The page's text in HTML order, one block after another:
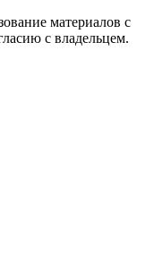
материалов с
с владельцем.